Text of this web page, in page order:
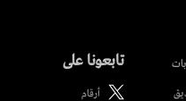
تابعونا على
أرقام